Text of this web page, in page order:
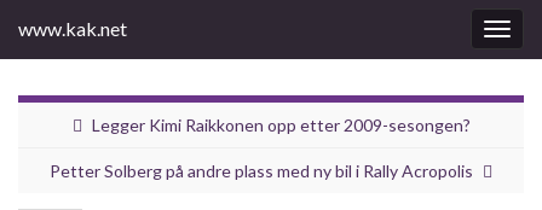
Slåu
av/på
www.kak.net
Legger Kimi Raikkonen opp etter 2009-sesongen?
Petter Solberg på andre plass med ny bil i Rally Acropolis